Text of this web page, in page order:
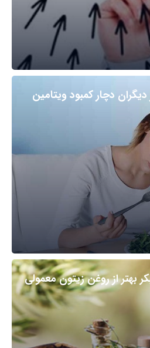
دچار کمبود ویتامین
بهتر از روغن زیتون معمولی